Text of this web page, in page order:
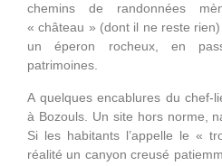
chemins de randonnées
« château » (dont il ne reste
un éperon rocheux, en
patrimoines.
A quelques encablures du chef-
à Bozouls. Un site hors norme,
Si les habitants l’appelle le «
réalité un canyon creusé